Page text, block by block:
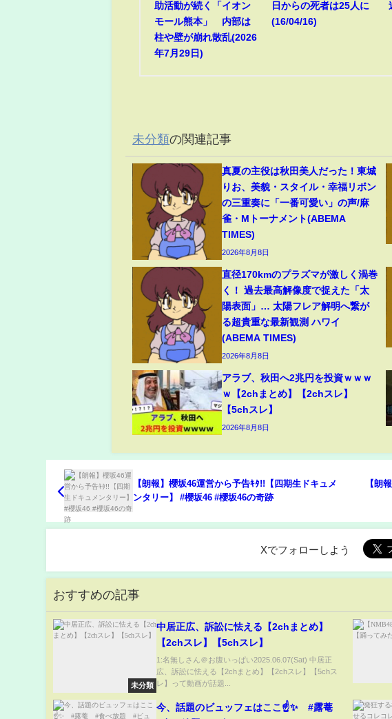
助活動が続く「イオン
モール熊本」 内部は
柱や壁が崩れ散乱(2026
年7月29日)
日からの死者は25人に
(16/04/16)
未分類の関連記事
真夏の主役は秋田美人だった！東城
りお、美貌・スタイル・幸福リボン
の三重奏に「一番可愛い」の声/麻
雀・Mトーナメント(ABEMA
TIMES)
2026年8月8日
直径170kmのプラズマが激しく渦巻
く！ 過去最高解像度で捉えた「太
陽表面」… 太陽フレア解明へ繋が
る超貴重な最新観測 ハワイ
(ABEMA TIMES)
2026年8月8日
アラブ、秋田へ2兆円を投資ｗｗｗ
ｗ【2chまとめ】【2chスレ】
【5chスレ】
2026年8月8日
【朗報】櫻坂46運営から予告ｷﾀ!!【四期生ドキュメ
ンタリー】 #櫻坂46 #櫻坂46の奇跡
【朗
Xでフォローしよう
おすすめの記事
未分類
中居正広、訴訟に怯える【2chまとめ】
【2chスレ】【5chスレ】
1:名無しさん＠お腹いっぱい2025.06.07(Sat) 中居正
広、訴訟に怯える【2chまとめ】【2chスレ】【5chス
レ】って動画が話題...
今、話題のビュッフェはここ☝️✨ #露菴